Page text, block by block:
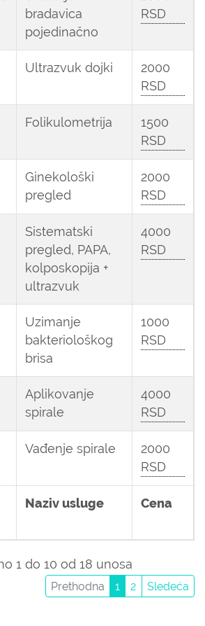
Naziv usluge Cena
bradavica
pojedinačno
RSD
Ultrazvuk dojki
2000
RSD
Folikulometrija
1500
RSD
Ginekološki
pregled
2000
RSD
Sistematski
pregled, PAPA,
kolposkopija +
ultrazvuk
4000
RSD
Uzimanje
bakteriološkog
brisa
1000
RSD
Aplikovanje
spirale
4000
RSD
Vađenje spirale
2000
RSD
1 do 10 od 18 unosa
Prethodna 1 2 Sledeća